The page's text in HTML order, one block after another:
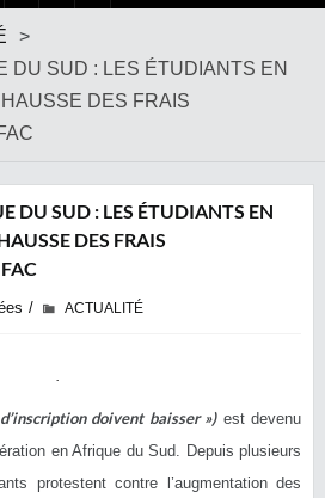
>
DU SUD : LES ÉTUDIANTS EN
DES FRAIS
DU SUD : LES ÉTUDIANTS EN
DES FRAIS
ACTUALITÉ
doivent baisser »)est devenu
en Afrique du Sud. Depuis plusieurs
protestent contre l’augmentation des